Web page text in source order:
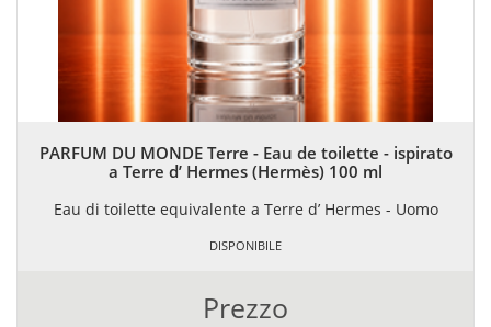
PARFUM DU MONDE Terre - Eau de toilette - ispirato
a Terre d’ Hermes (Hermès) 100 ml
Eau di toilette equivalente a Terre d’ Hermes - Uomo
DISPONIBILE
Prezzo